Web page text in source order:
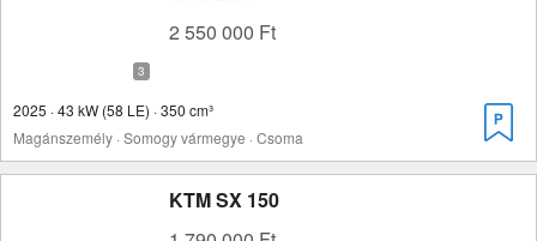
2 550 000 Ft
2025 · 43 kW (58 LE) · 350 cm³
Magánszemély · Somogy vármegye · Csoma
KTM SX 150